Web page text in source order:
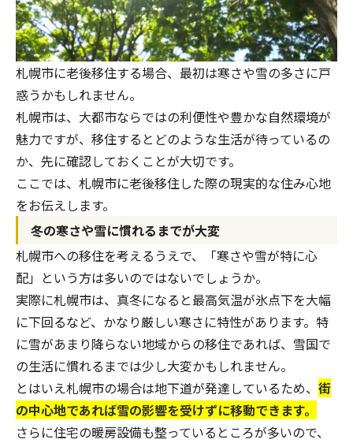
札幌市に老後移住する場合、最初は寒さや雪の多さに戸
惑うかもしれません。
札幌市は、大都市ならではの利便性や豊かな自然環境が
魅力ですが、移住するとどのような生活が待っているの
か、先に確認しておくことが大切です。
ここでは、札幌市に老後移住した際の現実的な住み心地
をお伝えします。
冬の寒さや雪に慣れるまでが大変
札幌市への移住を考えるうえで、「寒さや雪が特に心
配」という方は多いのではないでしょうか。
実際に札幌市は、真冬になると最高気温が氷点下を大幅
に下回るなど、かなり厳しい寒さに特性があります。特
に雪があまり降らない地域からの移住であれば、雪国で
の生活に慣れるまでは少し大変かもしれません。
とはいえ札幌市の場合は地下道が発達しているため、 街
の中心地であれば雪の影響を受けずに移動できます。
さらに住宅の暖房設備も整っているところが多いので、